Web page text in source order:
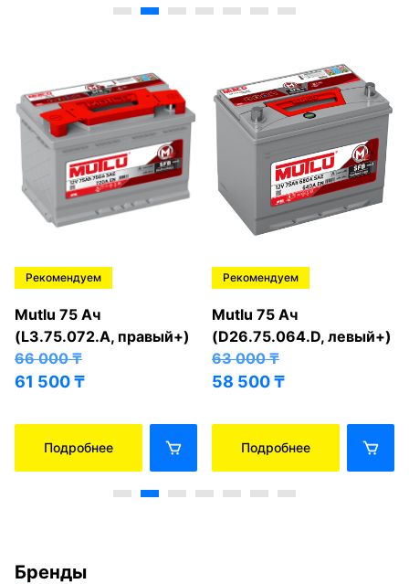
Рекомендуем
Mutlu 75 Ач
(L3.75.072.A, правый+)
66 000₸
61 500₸
Подробнее
Рекомендуем
Mutlu 75 Ач
(D26.75.064.D, левый+)
63 000₸
58 500₸
Подробнее
Бренды